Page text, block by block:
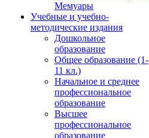
Мемуары
Учебные и учебно-
методические издания
Дошкольное
образование
Общее образование (1-
11 кл.)
Начальное и среднее
профессиональное
образование
Высшее
профессиональное
образование